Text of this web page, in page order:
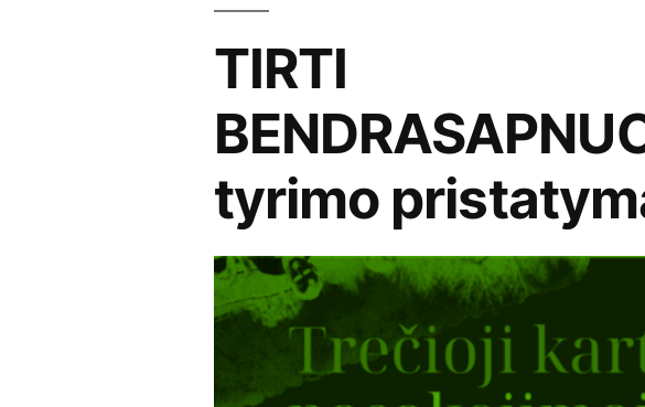
TIRTI
tyrimo